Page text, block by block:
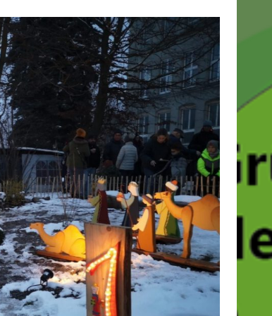
Anstehende Veranstaltungen
20
09:30 - 11:30
Kräuterwanderung
17
10:00 17:30
Kutschfahrt ins
Waldlabyrinth mit
Mittagessen
Kalender anzeigen
Suchen